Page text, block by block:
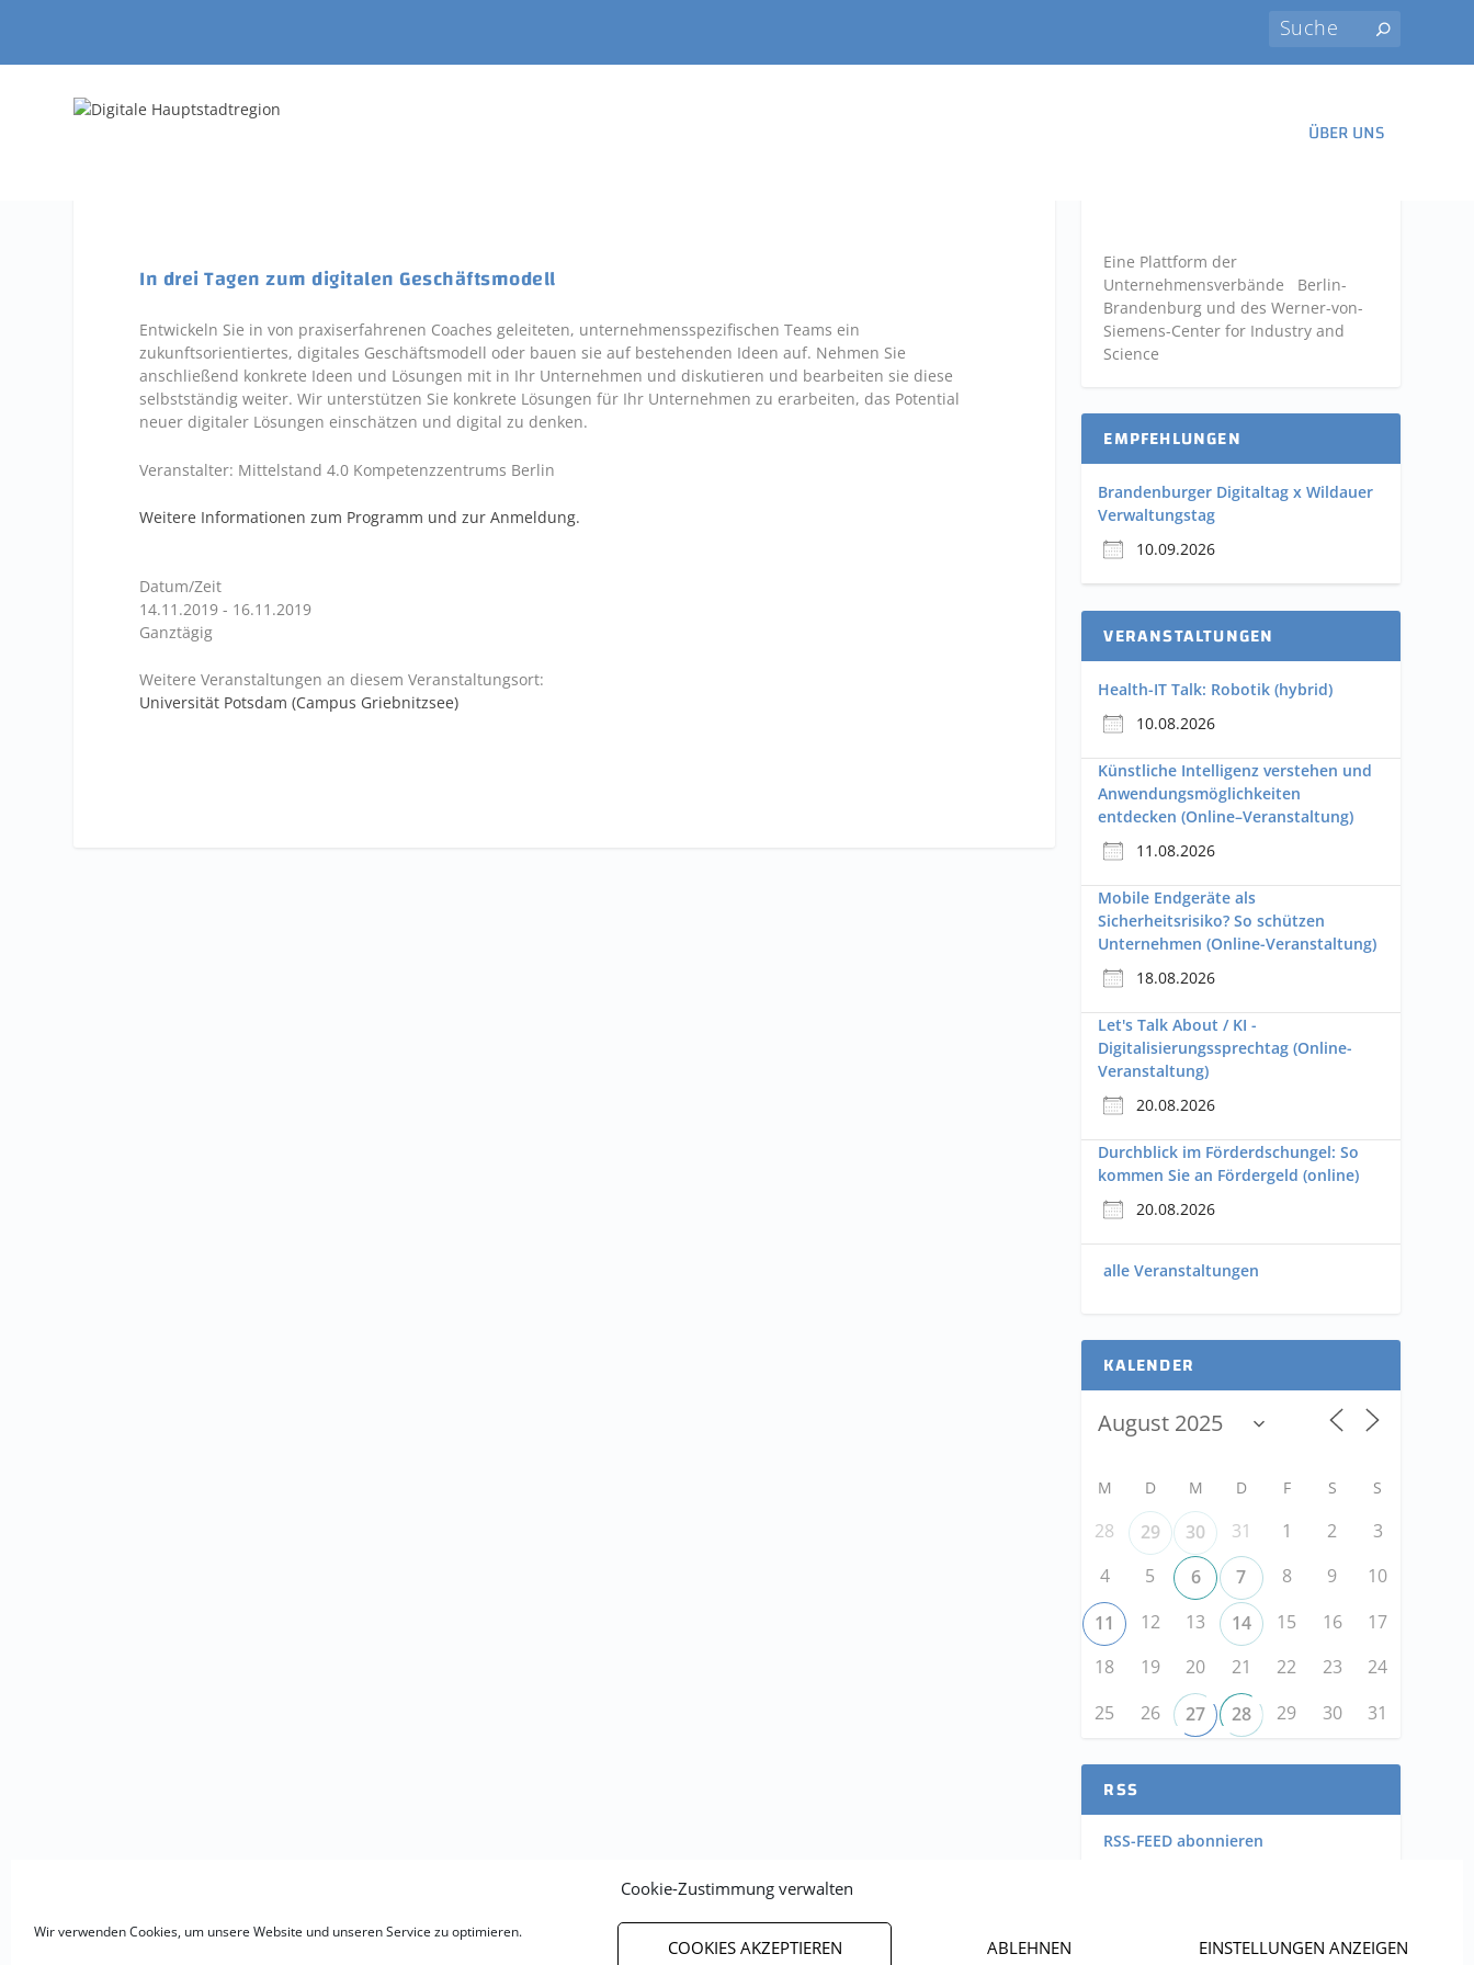
Cookie-Zustimmung verwalten
Wir verwenden Cookies, um unsere Website und unseren Service zu optimieren.
COOKIES AKZEPTIEREN ABLEHNEN EINSTELLUNGEN ANZEIGEN
ÜBER UNS
In drei Tagen zum digitalen Geschäftsmodell
Entwickeln Sie in von praxiserfahrenen Coaches geleiteten, unternehmensspezifischen Teams ein
zukunftsorientiertes, digitales Geschäftsmodell oder bauen sie auf bestehenden Ideen auf. Nehmen Sie
anschließend konkrete Ideen und Lösungen mit in Ihr Unternehmen und diskutieren und bearbeiten sie diese
selbstständig weiter. Wir unterstützen Sie konkrete Lösungen für Ihr Unternehmen zu erarbeiten, das Potential
neuer digitaler Lösungen einschätzen und digital zu denken.
Veranstalter: Mittelstand 4.0 Kompetenzzentrums Berlin
Weitere Informationen zum Programm und zur Anmeldung.
Datum/Zeit
14.11.2019 - 16.11.2019
Ganztägig
Weitere Veranstaltungen an diesem Veranstaltungsort:
Universität Potsdam (Campus Griebnitzsee)
Eine Plattform der
Unternehmensverbände Berlin-
Brandenburg und des Werner-von-
Siemens-Center for Industry and
Science
EMPFEHLUNGEN
Brandenburger Digitaltag x Wildauer
Verwaltungstag
10.09.2026
VERANSTALTUNGEN
Health-IT Talk: Robotik (hybrid)
10.08.2026
Künstliche Intelligenz verstehen und
Anwendungsmöglichkeiten
entdecken (Online–Veranstaltung)
11.08.2026
Mobile Endgeräte als
Sicherheitsrisiko? So schützen
Unternehmen (Online-Veranstaltung)
18.08.2026
Let's Talk About / KI -
Digitalisierungssprechtag (Online-
Veranstaltung)
20.08.2026
Durchblick im Förderdschungel: So
kommen Sie an Fördergeld (online)
20.08.2026
alle Veranstaltungen
KALENDER
M D M D F S S
28 29 30 31 1 2
3
4
5 6 7 8 9
10
11
12 13 14 15 16
17
18
19 20 21 22 23
24
25
26 27 28 29 30 31
RSS
RSS-FEED abonnieren